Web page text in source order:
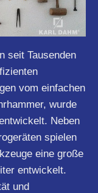
seit Tausenden
vom einfachen
wurde
Neben
spielen
eine große
entwickelt.
und